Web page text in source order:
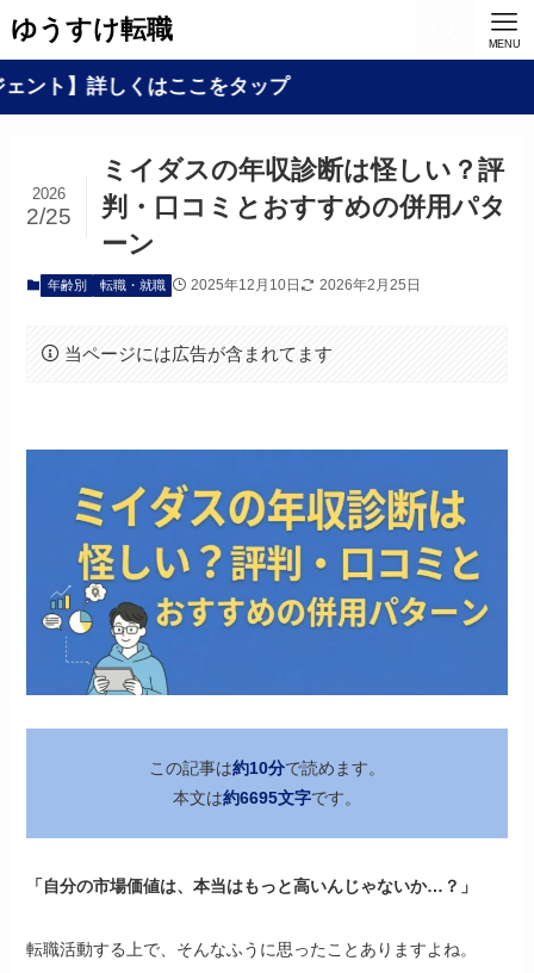
ゆうすけ転職 MENU
くはここをタップ
ミイダスの年収診断は怪しい？評
判・口コミとおすすめの併用パタ
ーン
2026
2/25
年齢別 転職・就職 2025年12月10日 2026年2月25日
当ページには広告が含まれてます
この記事は約10分で読めます。
本文は約6695文字です。
「自分の市場価値は、本当はもっと高いんじゃないか…？」
転職活動する上で、そんなふうに思ったことありますよね。